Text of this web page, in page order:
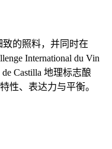
的照料，并同时在
International du Vin
Castilla 地理标志酿
性、表达力与平衡。